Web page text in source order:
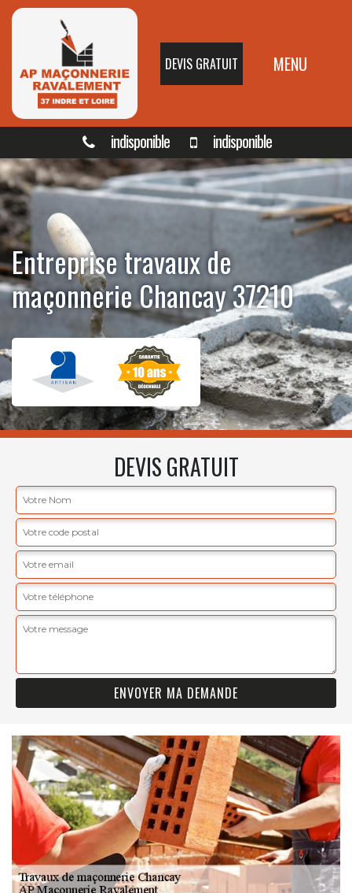
DEVIS GRATUIT MENU
indisponible indisponible
Entreprise travaux de
maçonnerie Chancay 37210
DEVIS GRATUIT